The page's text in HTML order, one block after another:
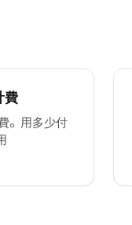
費
。用多少付